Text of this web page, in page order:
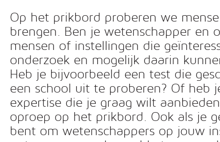
Op het prikbord proberen we
brengen. Ben je wetenschapper en
mensen of instellingen die
onderzoek en mogelijk daarin
Heb je bijvoorbeeld een test die
een school uit te proberen? Of heb
expertise die je graag wilt
oproep op het prikbord. Ook als je
bent om wetenschappers op jouw